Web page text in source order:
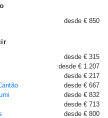
desde € 850
desde € 315
desde € 1.207
desde € 217
desde € 667
desde € 832
desde € 713
desde € 800